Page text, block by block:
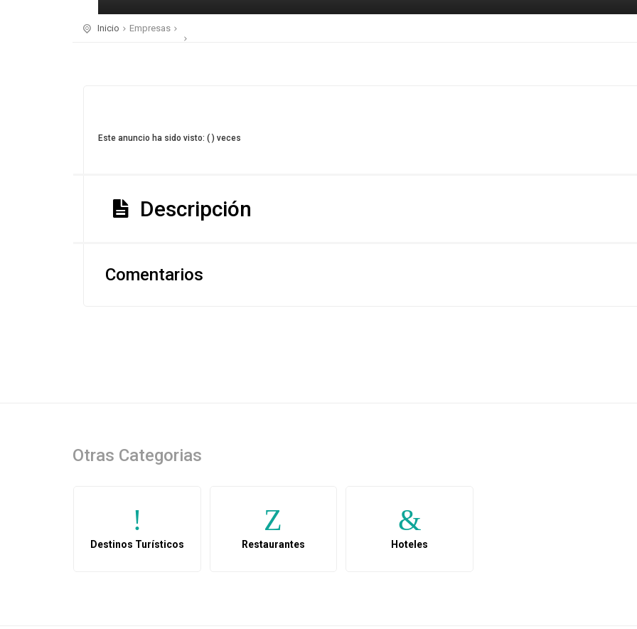
Inicio Empresas
Este anuncio ha sido visto: ( ) veces
Descripción
Comentarios
Otras Categorias
Destinos Turísticos Restaurantes Hoteles